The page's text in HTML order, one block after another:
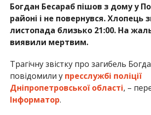
Богдан Бесараб пішов з дому у
районі і не повернувся. Хлопець
листопада близько 21:00. На
виявили мертвим.
Трагічну звістку про загибель
повідомили у пресслужбі поліції
Дніпропетровської області, –
Інформатор.